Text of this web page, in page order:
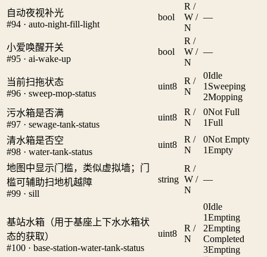
自动夜视补光
#94 · auto-night-fill-light
bool
R /
W /
N
—
小爱唤醒开关
#95 · ai-wake-up
bool
R /
W /
N
—
当前扫拖状态
#96 · sweep-mop-status
uint8
R /
N
0Idle
1 Sweeping
2Mopping
污水箱是否满
#97 · sewage-tank-status
uint8
R /
N
0Not Full
1Full
清水箱是否空
#98 · water-tank-status
uint8
R /
N
0Not Empty
1Empty
地图中显示门槛，类似虚拟墙；门
槛可辅助扫地机越障
#99 · sill
string
R /
W /
N
—
基站水箱（用于基座上下水水箱状
态的获取）
#100 · base-station-water-tank-status
uint8
R /
N
0Idle
1Empting
2Empting
Completed
3Empting